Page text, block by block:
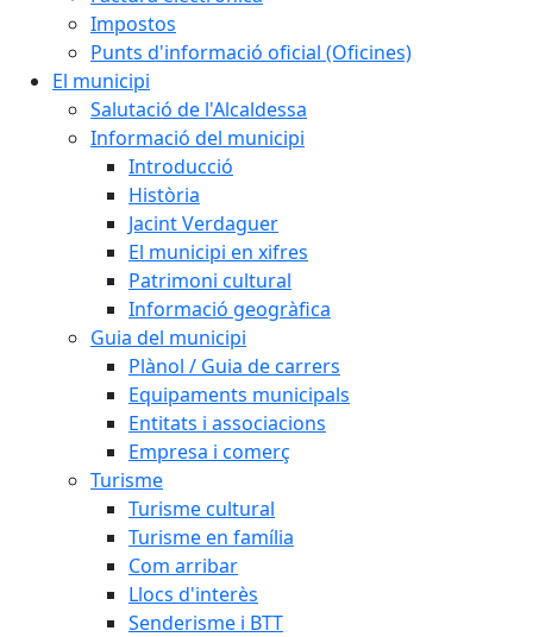
Impostos
Punts d'informació oficial (Oficines)
El municipi
Salutació de l'Alcaldessa
Informació del municipi
Introducció
Història
Jacint Verdaguer
El municipi en xifres
Patrimoni cultural
Informació geogràfica
Guia del municipi
Plànol / Guia de carrers
Equipaments municipals
Entitats i associacions
Empresa i comerç
Turisme
Turisme cultural
Turisme en família
Com arribar
Llocs d'interès
Senderisme i BTT